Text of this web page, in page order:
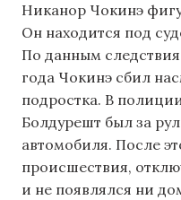
Никанор Чокинэ
Он находится под
По данным
года Чокинэ сбил
подростка. В
Болдурешт был за
автомобиля. После
происшествия,
и не появлялся ни